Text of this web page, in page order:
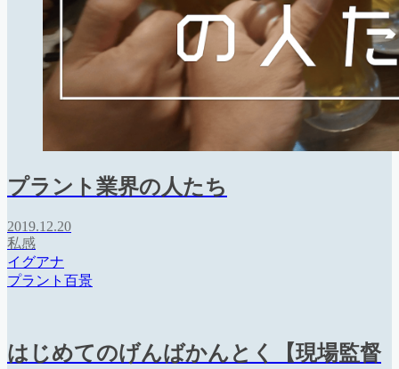
プラント業界の人たち
2019.12.20
私感
イグアナ
プラント百景
はじめてのげんばかんとく【現場監督